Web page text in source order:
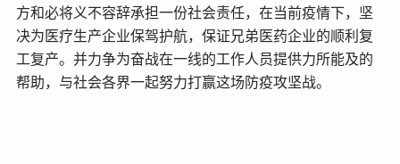
方和必将义不容辞承担一份社会责任，在当前疫情下，坚
决为医疗生产企业保驾护航，保证兄弟医药企业的顺利复
工复产。并力争为奋战在一线的工作人员提供力所能及的
帮助，与社会各界一起努力打赢这场防疫攻坚战。